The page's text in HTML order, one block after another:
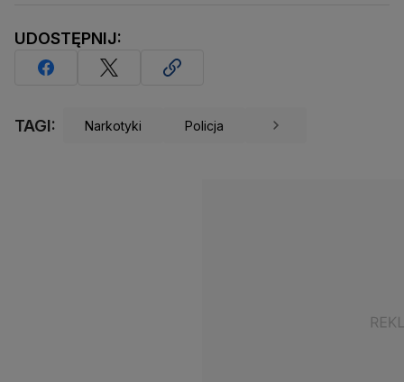
UDOSTĘPNIJ:
TAGI: Narkotyki Policja